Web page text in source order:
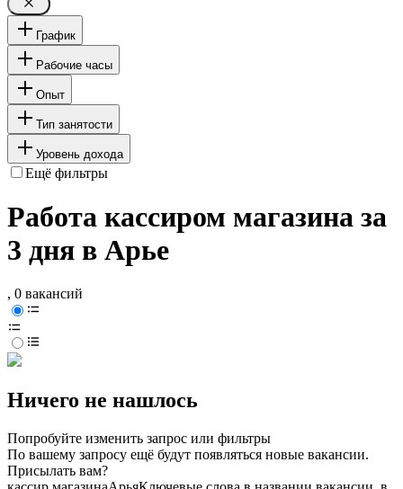
График
Рабочие часы
Опыт
Тип занятости
Уровень дохода
Ещё фильтры
Работа кассиром магазина за
3 дня в Арье
, 0 вакансий
Ничего не нашлось
Попробуйте изменить запрос или фильтры
По вашему запросу ещё будут появляться новые вакансии.
Присылать вам?